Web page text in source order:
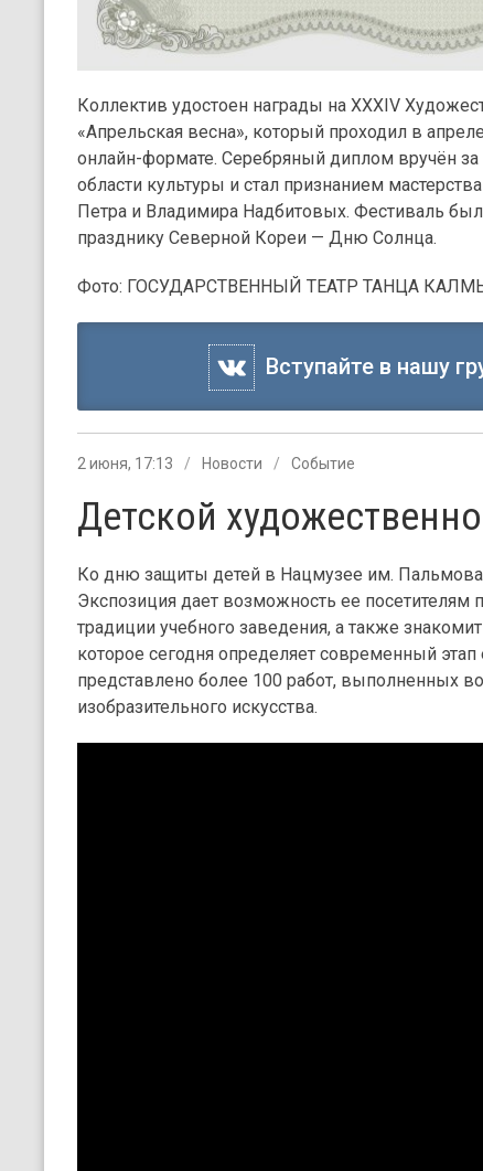
Коллектив удостоен награды на XXXIV
«Апрельская весна», который проходил в
онлайн-формате. Серебряный диплом вручён
области культуры и стал признанием
Петра и Владимира Надбитовых. Фестиваль
празднику Северной Кореи — Дню Солнца.
Фото: ГОСУДАРСТВЕННЫЙ ТЕАТР ТАНЦА
Вступайте в нашу
2 июня, 17:13 Новости Событие
Детской
Ко дню защиты детей в Нацмузее им.
Экспозиция дает возможность ее посетителям
традиции учебного заведения, а также
которое сегодня определяет современный
представлено более 100 работ, выполненных
изобразительного искусства.